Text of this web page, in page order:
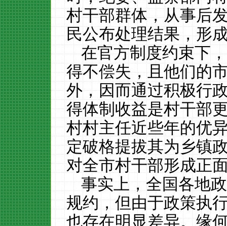
村干部群体，从事后
民公布处理结果，形
在官方制度约束下
得不偿失，且他们的
外，因而通过积极行
得体制收益是村干部
村村主任近些年的优
定破格提拔其为乡镇
对全市村干部形成正
事实上，全国各地
规约，但由于政策执
也存在明显差异。缘